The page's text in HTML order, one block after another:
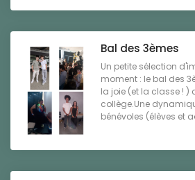
Bal des 3èmes
Un petite sélection
moment : le bal des
la joie (et la classe ! )
collège.Une
bénévoles (élèves et